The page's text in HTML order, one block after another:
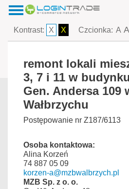
Kontrast: X X Czcionka: A A
remont lokali
3, 7 i 11 w
Gen. Andersa 109
Wałbrzychu
Postępowanie nr Z187/6113
Osoba kontaktowa:
Alina Korzeń
74 887 05 09
korzen-a@mzbwalbrzych.pl
MZB Sp. z o. o.